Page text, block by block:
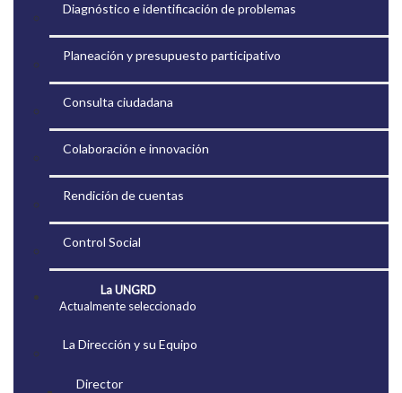
Diagnóstico e identificación de problemas
Planeación y presupuesto participativo
Consulta ciudadana
Colaboración e innovación
Rendición de cuentas
Control Social
La UNGRD
Actualmente seleccionado
La Dirección y su Equipo
Director